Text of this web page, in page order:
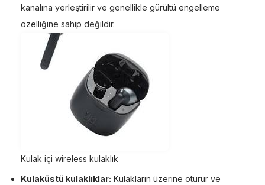
kanalına yerleştirilir ve genellikle gürültü engelleme
özelliğine sahip değildir.
Kulak içi wireless kulaklık
Kulaküstü kulaklıklar: Kulakların üzerine oturur ve